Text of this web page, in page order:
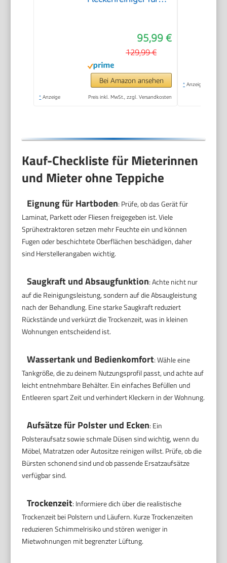
Autos | Nass-Trocken-
Sauger Starke
Saugkraft Wasser
Waschen
Dekontamination |
95,99 €
129,99 €
Bei Amazon ansehen
* Anzeige Preis inkl. MwSt., zzgl. Versandkosten
* Anzeige
Kauf-Checkliste für Mieterinnen
und Mieter ohne Teppiche
Eignung für Hartboden: Prüfe, ob das Gerät für
Laminat, Parkett oder Fliesen freigegeben ist. Viele
Sprühextraktoren setzen mehr Feuchte ein und können
Fugen oder beschichtete Oberflächen beschädigen, daher
sind Herstellerangaben wichtig.
Saugkraft und Absaugfunktion: Achte nicht nur
auf die Reinigungsleistung, sondern auf die Absaugleistung
nach der Behandlung. Eine starke Saugkraft reduziert
Rückstände und verkürzt die Trockenzeit, was in kleinen
Wohnungen entscheidend ist.
Wassertank und Bedienkomfort: Wähle eine
Tankgröße, die zu deinem Nutzungsprofil passt, und achte auf
leicht entnehmbare Behälter. Ein einfaches Befüllen und
Entleeren spart Zeit und verhindert Kleckern in der Wohnung.
Aufsätze für Polster und Ecken: Ein
Polsteraufsatz sowie schmale Düsen sind wichtig, wenn du
Möbel, Matratzen oder Autositze reinigen willst. Prüfe, ob die
Bürsten schonend sind und ob passende Ersatzaufsätze
verfügbar sind.
Trockenzeit: Informiere dich über die realistische
Trockenzeit bei Polstern und Läufern. Kurze Trockenzeiten
reduzieren Schimmelrisiko und stören weniger in
Mietwohnungen mit begrenzter Lüftung.